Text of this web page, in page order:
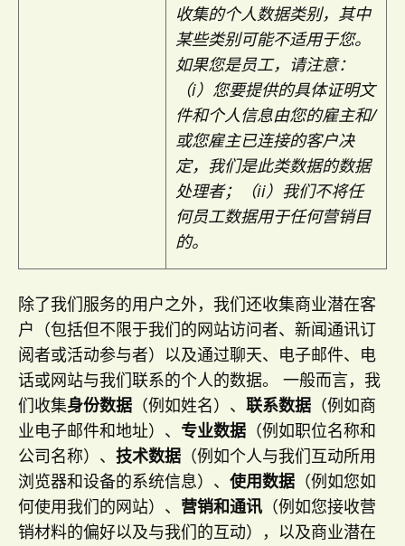
收集的个人数据类别，其中
某些类别可能不适用于您。
如果您是员工，请注意：
（i）您要提供的具体证明文
件和个人信息由您的雇主和/
或您雇主已连接的客户决
定，我们是此类数据的数据
处理者；（ii）我们不将任
何员工数据用于任何营销目
的。
除了我们服务的用户之外，我们还收集商业潜在客
户（包括但不限于我们的网站访问者、新闻通讯订
阅者或活动参与者）以及通过聊天、电子邮件、电
话或网站与我们联系的个人的数据。 一般而言，我
们收集身份数据 （例如姓名）、 联系数据 （例如商
业电子邮件和地址）、 专业数据 （例如职位名称和
公司名称）、 技术数据 （例如个人与我们互动所用
浏览器和设备的系统信息）、 使用数据 （例如您如
何使用我们的网站）、 营销和通讯 （例如您接收营
销材料的偏好以及与我们的互动），以及商业潜在